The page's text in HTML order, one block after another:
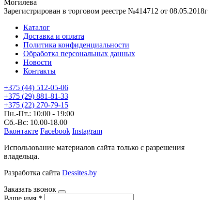
Могилева
Зарегистрирован в торговом реестре №414712 от 08.05.2018г
Каталог
Доставка и оплата
Политика конфиденциальности
Обработка персональных данных
Новости
Контакты
+375 (44) 512-05-06
+375 (29) 881-81-33
+375 (22) 270-79-15
Пн.-Пт.: 10:00 - 19:00
Сб.-Вс: 10.00-18.00
Вконтакте Facebook Instagram
Использование материалов сайта только с разрешения
владельца.
Разработка сайта Dessites.by
Заказать звонок
Ваше имя *